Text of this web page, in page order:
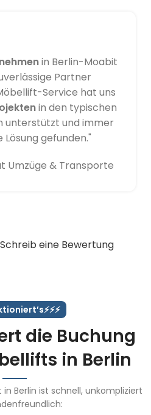
in Berlin-Moabit
Partner
Service hat uns
in den typischen
unterstützt und immer
gefunden."
Umzüge & Transporte
Schreib eine Bewertung
die Buchung
in Berlin
Berlin ist schnell, unkompliziert